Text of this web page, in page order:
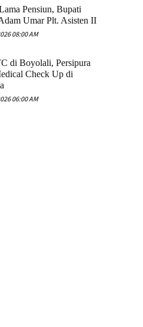
Pensiun, Bupati
Umar Plt. Asisten II
08:00 AM
di Boyolali, Persipura
Check Up di
06:00 AM